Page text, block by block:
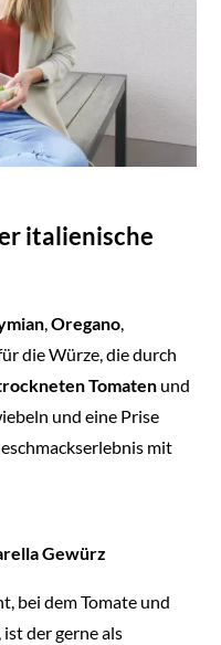
italienische
,Oregano,
die Würze, die durch
Tomaten und
und eine Prise
mit
Gewürz
bei dem Tomate und
der gerne als